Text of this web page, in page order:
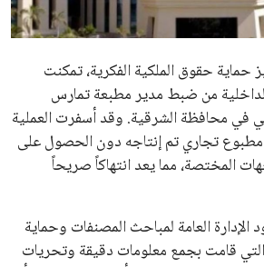
حقوق الملكية الفكرية، تمكنت
الداخلية من ضبط مدير مطبعة تمارس
في محافظة الشرقية. وقد أسفرت العملية
على 59 ألف مطبوع تجاري تم إنتاجه دون الحصول على
المختصة، مما يعد انتهاكاً صريحاً
العامة لمباحث المصنفات وحماية
التي قامت بجمع معلومات دقيقة وتحريات